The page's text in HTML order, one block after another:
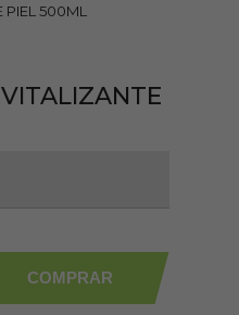
pode inscrever-se
500ML
COMPRAR